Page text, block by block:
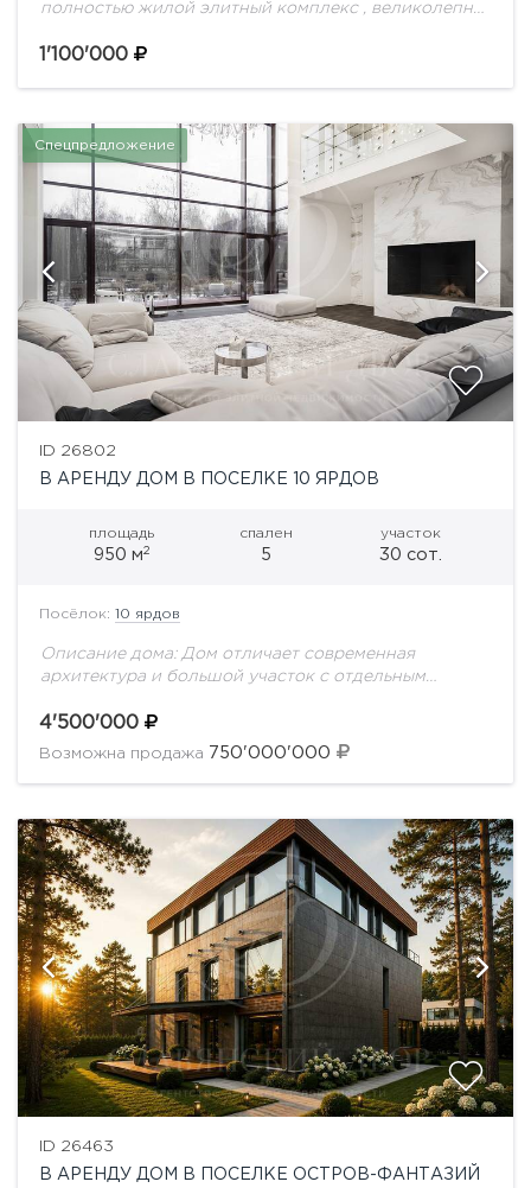
полностью жилой элитный комплекс , великолепно
на 1-ом километре Новорижского шоссе, вблизи
1'100'000
Спецпредложение
ID 26802
В АРЕНДУ ДОМ В ПОСЕЛКЕ 10 ЯРДОВ
площадь
950 м2
спален
5
участок
30 сот.
Посёлок: 10 ярдов
Описание дома: Дом отличает современная
архитектура и большой участок с отдельным
аренду! Большая площадь остекления дома,
благодаря чему дом...
4'500'000
Возможна продажа 750'000'000
ID 26463
В АРЕНДУ ДОМ В ПОСЕЛКЕ ОСТРОВ-ФАНТАЗИЙ